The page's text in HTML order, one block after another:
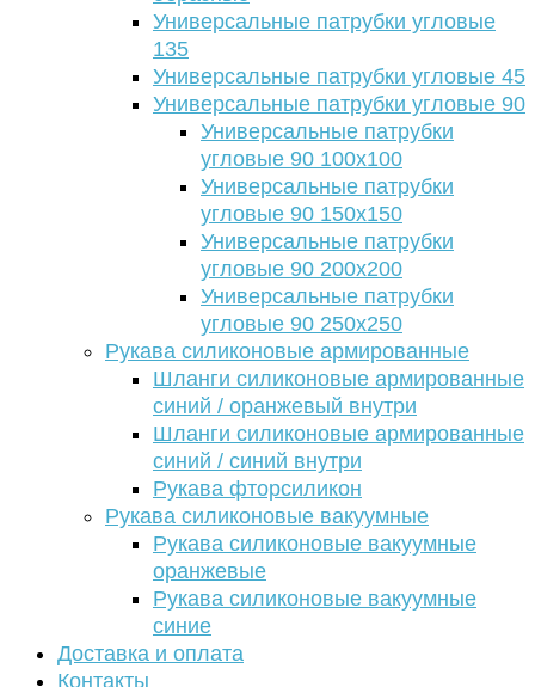
Универсальные патрубки угловые
135
Универсальные патрубки угловые 45
Универсальные патрубки угловые 90
Универсальные патрубки
угловые 90 100х100
Универсальные патрубки
угловые 90 150х150
Универсальные патрубки
угловые 90 200х200
Универсальные патрубки
угловые 90 250х250
Рукава силиконовые армированные
Шланги силиконовые армированные
синий / оранжевый внутри
Шланги силиконовые армированные
синий / синий внутри
Рукава фторсиликон
Рукава силиконовые вакуумные
Рукава силиконовые вакуумные
оранжевые
Рукава силиконовые вакуумные
синие
Доставка и оплата
Контакты